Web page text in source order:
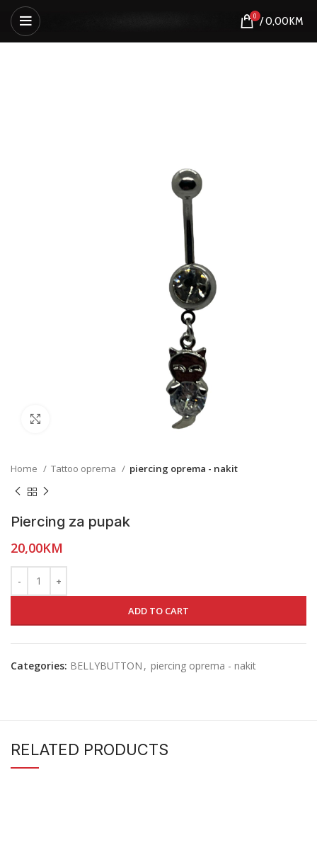
0 /0,00KM
Home Tattoo oprema piercing oprema - nakit
Piercing za pupak
20,00KM
ADD TO CART
Categories: BELLYBUTTON , piercing oprema - nakit
RELATED PRODUCTS